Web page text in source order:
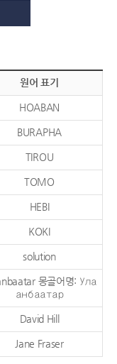
원어 표기
HOABAN
BURAPHA
TIROU
TOMO
HEBI
KOKI
solution
몽골어명: Ула
анбаатар
David Hill
Jane Fraser